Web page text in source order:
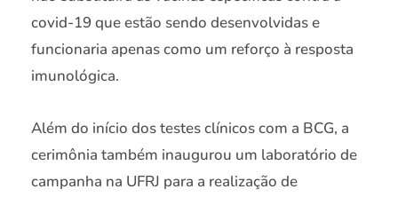
covid-19 que estão sendo desenvolvidas e
funcionaria apenas como um reforço à resposta
imunológica.
Além do início dos testes clínicos com a BCG, a
cerimônia também inaugurou um laboratório de
campanha na UFRJ para a realização de